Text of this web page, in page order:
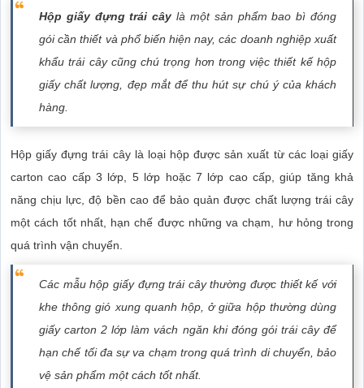
Hộp giấy đựng trái cây là một sản phẩm bao bì đóng
gói cần thiết và phổ biến hiện nay, các doanh nghiệp xuất
khẩu trái cây cũng chú trọng hơn trong việc thiết kế hộp
giấy chất lượng, đẹp mắt để thu hút sự chú ý của khách
hàng.
Hộp giấy đựng trái cây là loại hộp được sản xuất từ các loại giấy
carton cao cấp 3 lớp, 5 lớp hoặc 7 lớp cao cấp, giúp tăng khả
năng chịu lực, độ bền cao để bảo quản được chất lượng trái cây
một cách tốt nhất, hạn chế được những va chạm, hư hỏng trong
quá trình vận chuyển.
Các mẫu hộp giấy đựng trái cây thường được thiết kế với
khe thông gió xung quanh hộp, ở giữa hộp thường dùng
giấy carton 2 lớp làm vách ngăn khi đóng gói trái cây để
hạn chế tối đa sự va chạm trong quá trình di chuyển, bảo
vệ sản phẩm một cách tốt nhất.